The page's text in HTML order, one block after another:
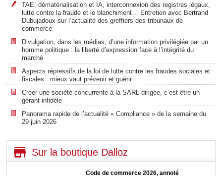
TAE, dématérialisation et IA, interconnexion des registres légaux,
lutte contre la fraude et le blanchiment… Entretien avec Bertrand
Dubujadoux sur l’actualité des greffiers des tribunaux de
commerce
Divulgation, dans les médias, d’une information privilégiée par un
homme politique : la liberté d’expression face à l’intégrité du
marché
Aspects répressifs de la loi de lutte contre les fraudes sociales et
fiscales : mieux vaut prévenir et guérir
Créer une société concurrente à la SARL dirigée, c’est être un
gérant infidèle
Panorama rapide de l’actualité « Compliance » de la semaine du
29 juin 2026
Sur la boutique Dalloz
Code de commerce 2026, annoté